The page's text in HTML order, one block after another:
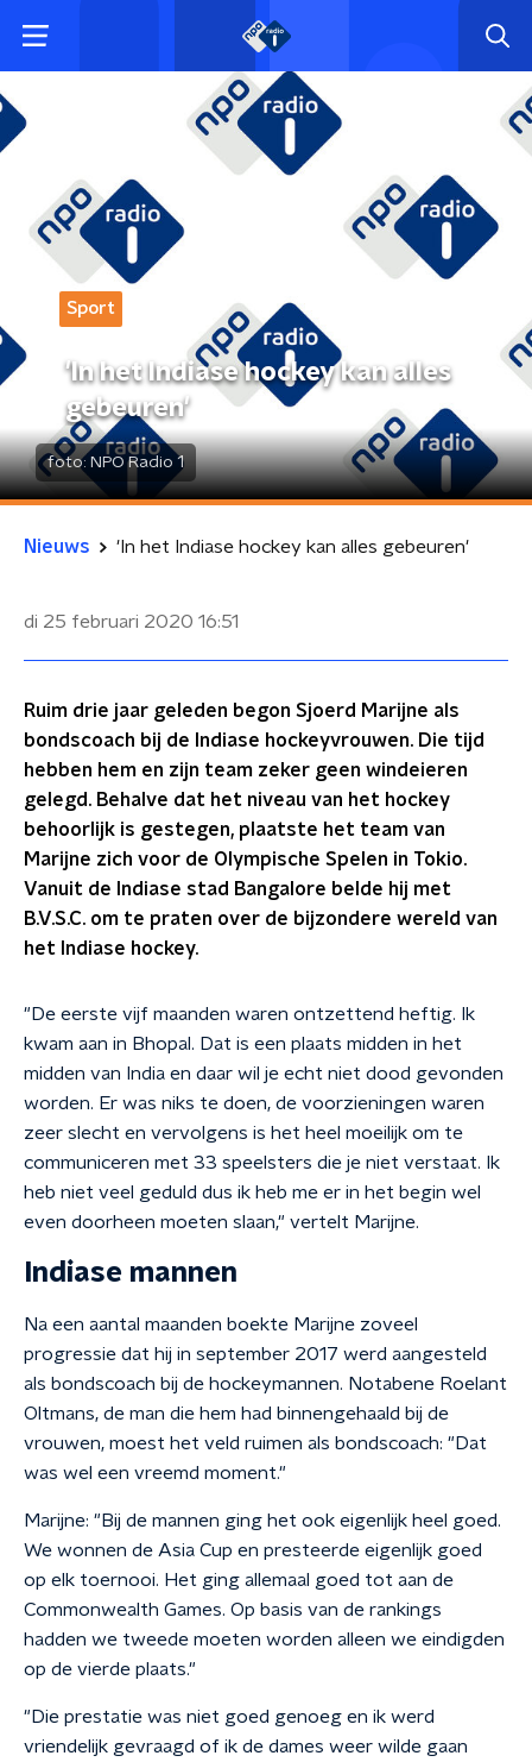
Sport
'In het Indiase hockey kan alles
gebeuren'
foto: NPO Radio 1
Nieuws 'In het Indiase hockey kan alles gebeuren'
di 25 februari 2020 16:51
Ruim drie jaar geleden begon Sjoerd Marijne als
bondscoach bij de Indiase hockeyvrouwen. Die tijd
hebben hem en zijn team zeker geen windeieren
gelegd. Behalve dat het niveau van het hockey
behoorlijk is gestegen, plaatste het team van
Marijne zich voor de Olympische Spelen in Tokio.
Vanuit de Indiase stad Bangalore belde hij met
B.V.S.C. om te praten over de bijzondere wereld van
het Indiase hockey.
"De eerste vijf maanden waren ontzettend heftig. Ik
kwam aan in Bhopal. Dat is een plaats midden in het
midden van India en daar wil je echt niet dood gevonden
worden. Er was niks te doen, de voorzieningen waren
zeer slecht en vervolgens is het heel moeilijk om te
communiceren met 33 speelsters die je niet verstaat. Ik
heb niet veel geduld dus ik heb me er in het begin wel
even doorheen moeten slaan," vertelt Marijne.
Indiase mannen
Na een aantal maanden boekte Marijne zoveel
progressie dat hij in september 2017 werd aangesteld
als bondscoach bij de hockeymannen. Notabene Roelant
Oltmans, de man die hem had binnengehaald bij de
vrouwen, moest het veld ruimen als bondscoach: "Dat
was wel een vreemd moment."
Marijne: "Bij de mannen ging het ook eigenlijk heel goed.
We wonnen de Asia Cup en presteerde eigenlijk goed
op elk toernooi. Het ging allemaal goed tot aan de
Commonwealth Games. Op basis van de rankings
hadden we tweede moeten worden alleen we eindigden
op de vierde plaats."
"Die prestatie was niet goed genoeg en ik werd
vriendelijk gevraagd of ik de dames weer wilde gaan